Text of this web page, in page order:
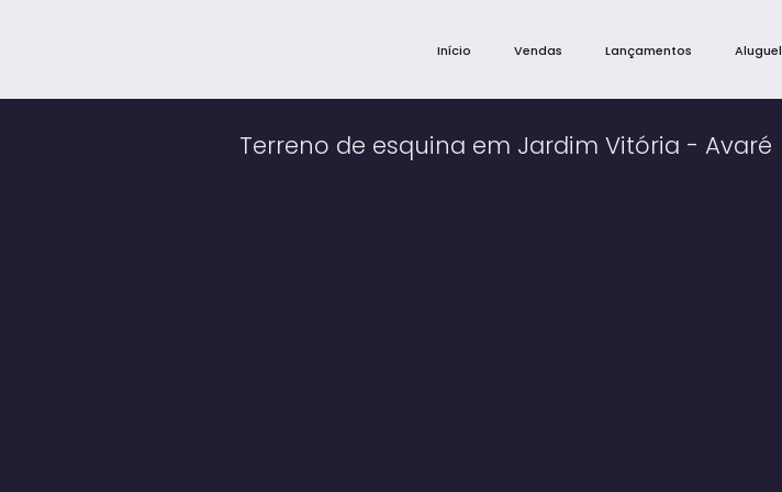
Aluguel
Lançamentos
Vendas
Início
Terreno de esquina em Jardim Vitória - Avaré